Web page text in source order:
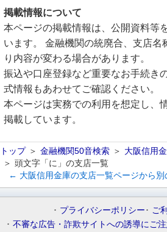
掲載情報について
本ページの掲載情報は、公開資料等
います。 金融機関の統廃合、支店名
り内容が変わる場合があります。
振込や口座登録など重要なお手続き
式情報もあわせてご確認ください。
本ページは実務での利用を想定し、
掲載しています。
トップ 金融機関50音検索
大阪信用
頭文字「に」の支店一覧
← 大阪信用金庫の支店一覧ページから別
プライバシーポリシー
ご
不審な広告・詐欺サイトへの誘導にご